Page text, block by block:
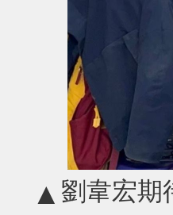
▲ 劉韋宏期